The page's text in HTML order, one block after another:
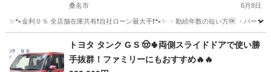
桑名市 6月8日
✨🐾金利０％ 全店舗在庫共有❗️自社ローン最大手❗️🐾✨ ・勤続年数の短い方🆗 ・パー
ティアナ オトロン
トヨタ タンク G S 🤠🌵両側スライドドアで使い勝
手抜群！ファミリーにもおすすめ🔥🔥